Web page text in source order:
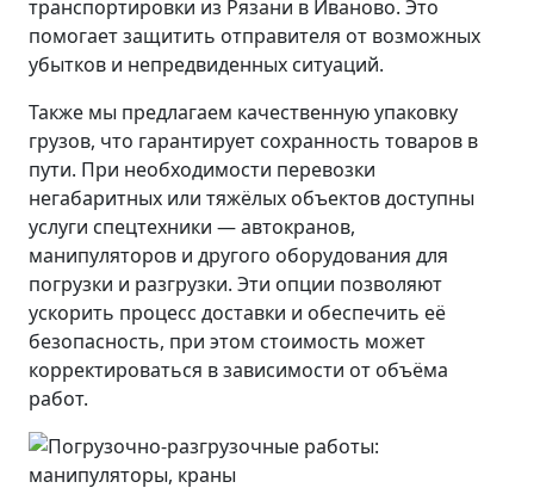
транспортировки из Рязани в Иваново. Это
помогает защитить отправителя от возможных
убытков и непредвиденных ситуаций.
Также мы предлагаем качественную упаковку
грузов, что гарантирует сохранность товаров в
пути. При необходимости перевозки
негабаритных или тяжёлых объектов доступны
услуги спецтехники — автокранов,
манипуляторов и другого оборудования для
погрузки и разгрузки. Эти опции позволяют
ускорить процесс доставки и обеспечить её
безопасность, при этом стоимость может
корректироваться в зависимости от объёма
работ.